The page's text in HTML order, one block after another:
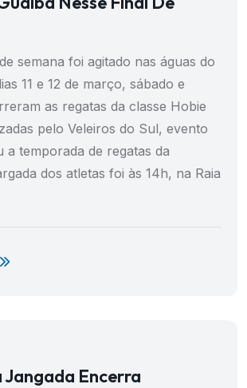
semana foi agitado nas águas do
11 e 12 de março, sábado e
as regatas da classe Hobie
pelo Veleiros do Sul, evento
a temporada de regatas da
dos atletas foi às 14h, na Raia
Jangada Encerra